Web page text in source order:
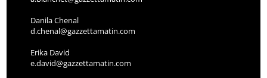
Danila Chenal
d.chenal@gazzettamatin.com
Erika David
e.david@gazzettamatin.com